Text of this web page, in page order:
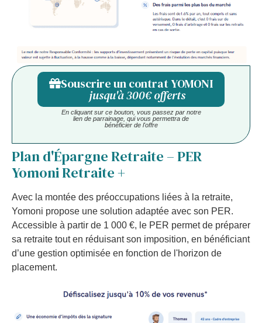
Souscrire un contrat YOMONI
jusqu'à 300€ offerts
En cliquant sur ce bouton, vous passez par notre
lien de parrainage, qui vous permettra de
bénéficier de l'offre
Plan d'Épargne Retraite – PER
Yomoni Retraite +
Avec la montée des préoccupations liées à la retraite,
Yomoni propose une solution adaptée avec son PER.
Accessible à partir de 1 000 €, le PER permet de préparer
sa retraite tout en réduisant son imposition, en bénéficiant
d’une gestion optimisée en fonction de l'horizon de
placement.